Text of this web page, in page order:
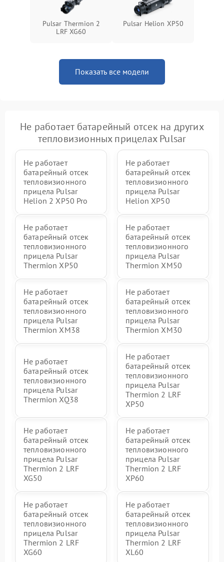
Pulsar Thermion 2
LRF XG60
Pulsar Helion XP50
Показать все модели
Не работает батарейный отсек на других
тепловизионных прицелах Pulsar
Не работает
батарейный отсек
тепловизионного
прицела Pulsar
Helion 2 XP50 Pro
Не работает
батарейный отсек
тепловизионного
прицела Pulsar
Helion XP50
Не работает
батарейный отсек
тепловизионного
прицела Pulsar
Thermion XP50
Не работает
батарейный отсек
тепловизионного
прицела Pulsar
Thermion XM50
Не работает
батарейный отсек
тепловизионного
прицела Pulsar
Thermion XM38
Не работает
батарейный отсек
тепловизионного
прицела Pulsar
Thermion XM30
Не работает
батарейный отсек
тепловизионного
прицела Pulsar
Thermion XQ38
Не работает
батарейный отсек
тепловизионного
прицела Pulsar
Thermion 2 LRF
XP50
Не работает
батарейный отсек
тепловизионного
прицела Pulsar
Thermion 2 LRF
XG50
Не работает
батарейный отсек
тепловизионного
прицела Pulsar
Thermion 2 LRF
XP60
Не работает
батарейный отсек
тепловизионного
прицела Pulsar
Thermion 2 LRF
XG60
Не работает
батарейный отсек
тепловизионного
прицела Pulsar
Thermion 2 LRF
XL60